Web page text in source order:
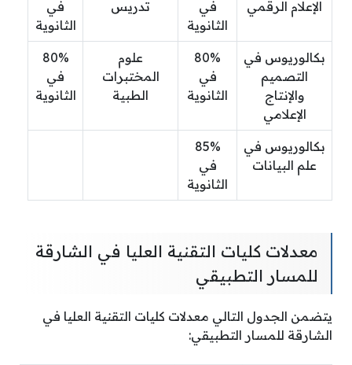
الإعلام الرقمي
في
الثانوية
تدريس
في
الثانوية
بكالوريوس في
التصميم
والإنتاج
الإعلامي
80%
في
الثانوية
علوم
المختبرات
الطبية
80%
في
الثانوية
بكالوريوس في
علم البيانات
85%
في
الثانوية
معدلات كليات التقنية العليا في الشارقة
للمسار التطبيقي
يتضمن الجدول التالي معدلات كليات التقنية العليا في
الشارقة للمسار التطبيقي: